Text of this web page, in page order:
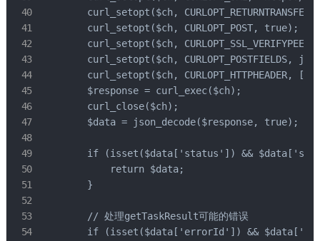
curl_setopt($ch, CURLOPT_RETURNTRANSFER,
        curl_setopt($ch, CURLOPT_POST, true);
curl_setopt($ch, CURLOPT_SSL_VERIFYPEER,
curl_setopt($ch, CURLOPT_POSTFIELDS,
curl_setopt($ch, CURLOPT_HTTPHEADER,
        $response = curl_exec($ch);
        curl_close($ch);
        $data = json_decode($response, true);
if (isset($data['status']) &&
            return $data;
        }
        // 处理getTaskResult可能的错误
if (isset($data['errorId']) &&